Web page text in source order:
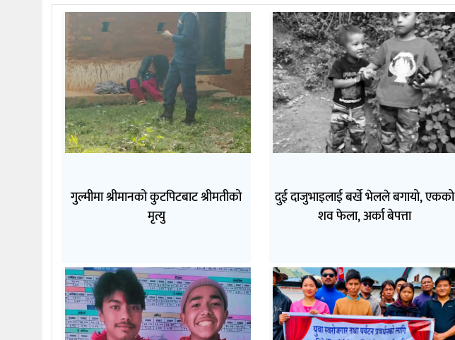
गुल्मीमा श्रीमानको कुटपिटबाट श्रीमतीको
मृत्यु
दुई दाजुभाइलाई बर्खे भेलले बगायो, एकको
शव फेला, अर्का बेपत्ता